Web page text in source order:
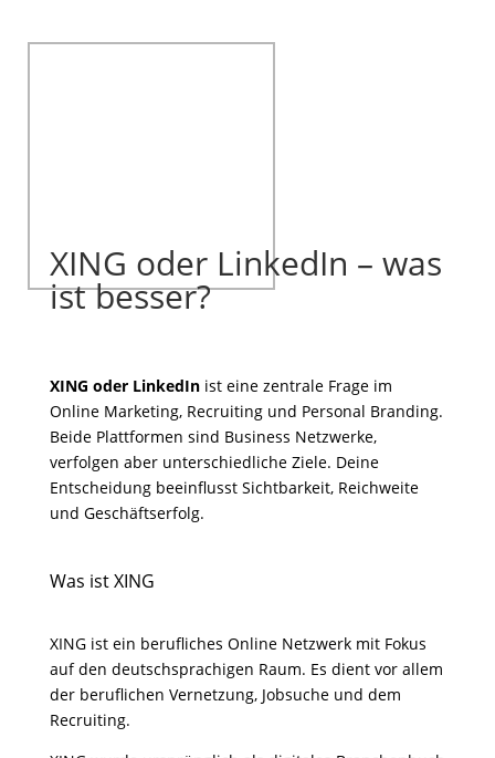
XING oder LinkedIn – was
ist besser?
XING oder LinkedInist eine zentrale Frage im
Online Marketing, Recruiting und Personal Branding.
Beide Plattformen sind Business Netzwerke,
verfolgen aber unterschiedliche Ziele. Deine
Entscheidung beeinflusst Sichtbarkeit, Reichweite
und Geschäftserfolg.
Was ist XING
XING ist ein berufliches Online Netzwerk mit Fokus
auf den deutschsprachigen Raum. Es dient vor allem
der beruflichen Vernetzung, Jobsuche und dem
Recruiting.